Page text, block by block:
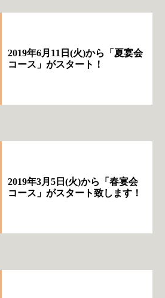
2019年6月11日(火)から「夏宴会
コース」がスタート！
2019年3月5日(火)から「春宴会
コース」がスタート致します！